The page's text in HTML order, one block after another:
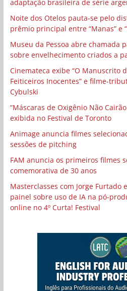
adaptação brasileira de série
Noite dos Otelos pauta-se pelo
prêmio principal entre “Manas” e
Museu da Pessoa abre chamada
sobre envelhecimento criados a
Cinemateca exibe “O Manuscrito
Feiticeiros Inocentes” e filme-
Cybulski
“Máscaras de Oxigênio Não
exibida no Festival de Toronto
Animage anuncia filmes
sessões de pitching
FAM anuncia os primeiros filmes
comemorativa de 30 anos
Masterclasses com Jorge Furtado
painel sobre uso de IA na pó-
online no 4º Curta! Festival